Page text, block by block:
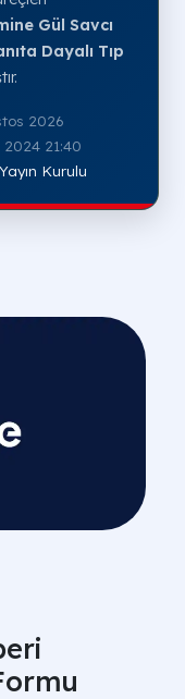
Gül Savcı
Dayalı Tıp
2026
21:40
Kurulu